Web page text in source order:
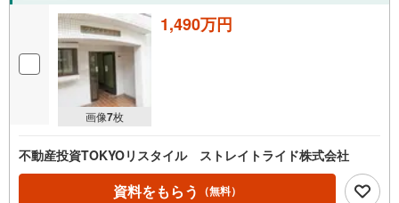
画像7枚
1,490万円
不動産投資TOKYOリスタイル ストレイトライド株式会社
資料をもらう （無料）